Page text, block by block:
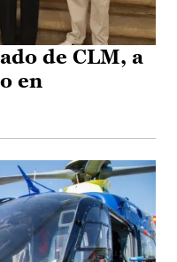
de CLM, a
en